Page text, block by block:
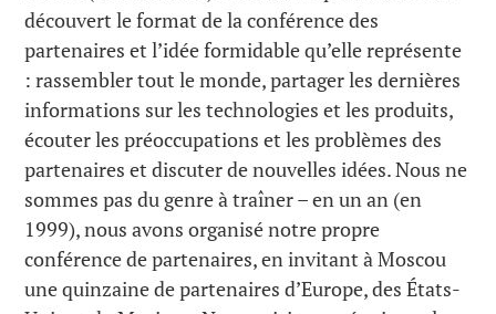
découvert le format de la conférence des
partenaires et l’idée formidable qu’elle représente
: rassembler tout le monde, partager les dernières
informations sur les technologies et les produits,
écouter les préoccupations et les problèmes des
partenaires et discuter de nouvelles idées. Nous ne
sommes pas du genre à traîner – en un an (en
1999), nous avons organisé notre propre
conférence de partenaires, en invitant à Moscou
une quinzaine de partenaires d’Europe, des États-